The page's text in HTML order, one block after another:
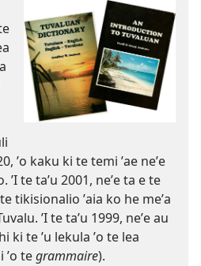
ʼo kaku ki te temi ʼae neʼe
te taʼu 2001, neʼe ta e te
tikisionalio ʼaia ko he meʼa
ʼI te taʼu 1999, neʼe au
ki te ʼu lekula ʼo te lea
ʼo tegrammaire).